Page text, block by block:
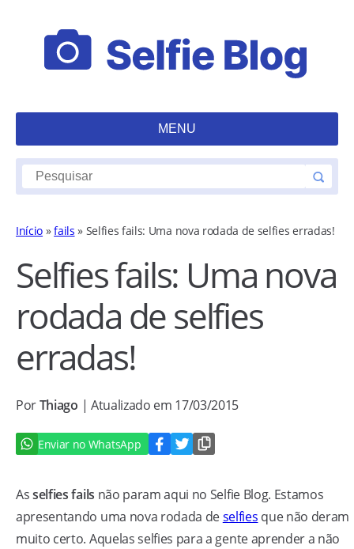
MENU
Início »fails » Selfies fails: Uma nova rodada de selfies erradas!
Selfies fails: Uma nova
rodada de selfies
erradas!
PorThiago | Atualizado em 17/03/2015
Enviar no WhatsApp
Asselfies fails não param aqui no Selfie Blog. Estamos
apresentando uma nova rodada deselfies que não deram
muito certo. Aquelas selfies para a gente aprender a não